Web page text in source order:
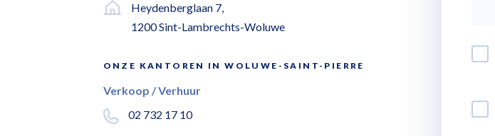
Heydenberglaan 7,
1200 Sint-Lambrechts-Woluwe
ONZE KANTOREN IN WOLUWE-SAINT-PIERRE
Verkoop / Verhuur
02 732 17 10